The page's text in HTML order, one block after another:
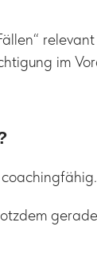
im